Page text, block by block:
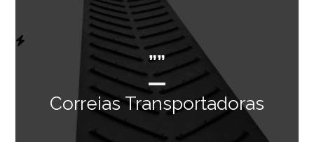
””
Correias Transportadoras